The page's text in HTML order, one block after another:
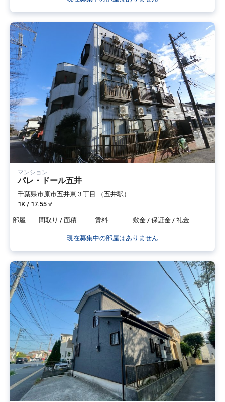
マンション
パレ・ドール五井
千葉県市原市五井東３丁目 （五井駅）
1K / 17.55㎡
部屋 間取り / 面積 賃料 敷金 / 保証金 / 礼金
現在募集中の部屋はありません